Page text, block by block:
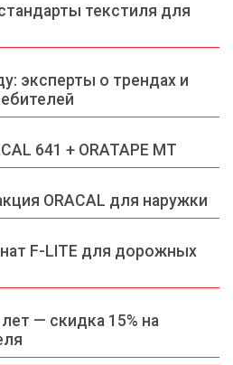
текстиля для
эксперты о трендах и
641 + ORATAPE MT
ORACAL для наружки
F-LITE для дорожных
— скидка 15% на